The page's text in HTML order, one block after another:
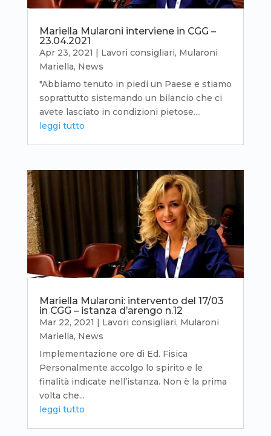
Mariella Mularoni interviene in CGG –
23.04.2021
Apr 23, 2021 | Lavori consigliari, Mularoni
Mariella, News
"Abbiamo tenuto in piedi un Paese e stiamo
soprattutto sistemando un bilancio che ci
avete lasciato in condizioni pietose....
leggi tutto
Mariella Mularoni: intervento del 17/03
in CGG – istanza d’arengo n.12
Mar 22, 2021 | Lavori consigliari, Mularoni
Mariella, News
Implementazione ore di Ed. Fisica
Personalmente accolgo lo spirito e le
finalità indicate nell’istanza. Non è la prima
volta che...
leggi tutto